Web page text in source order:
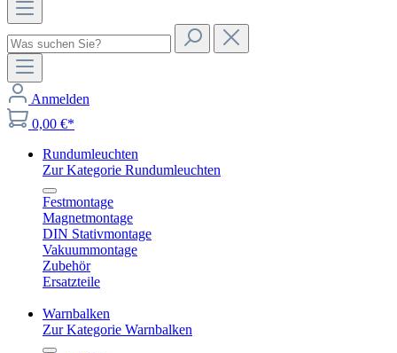
Anmelden
0,00 €*
Rundumleuchten
Zur Kategorie Rundumleuchten
Festmontage
Magnetmontage
DIN Stativmontage
Vakuummontage
Zubehör
Ersatzteile
Warnbalken
Zur Kategorie Warnbalken